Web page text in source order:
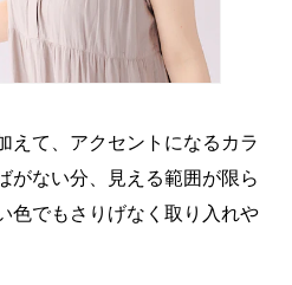
えて、アクセントになるカラ
がない分、見える範囲が限ら
色でもさりげなく取り入れや